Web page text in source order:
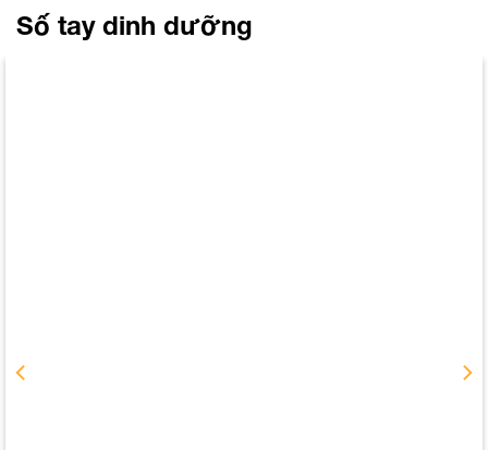
180ml x 4
hộp
Số tay dinh dưỡng